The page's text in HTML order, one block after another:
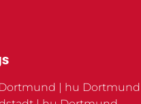
| hu Dortmund